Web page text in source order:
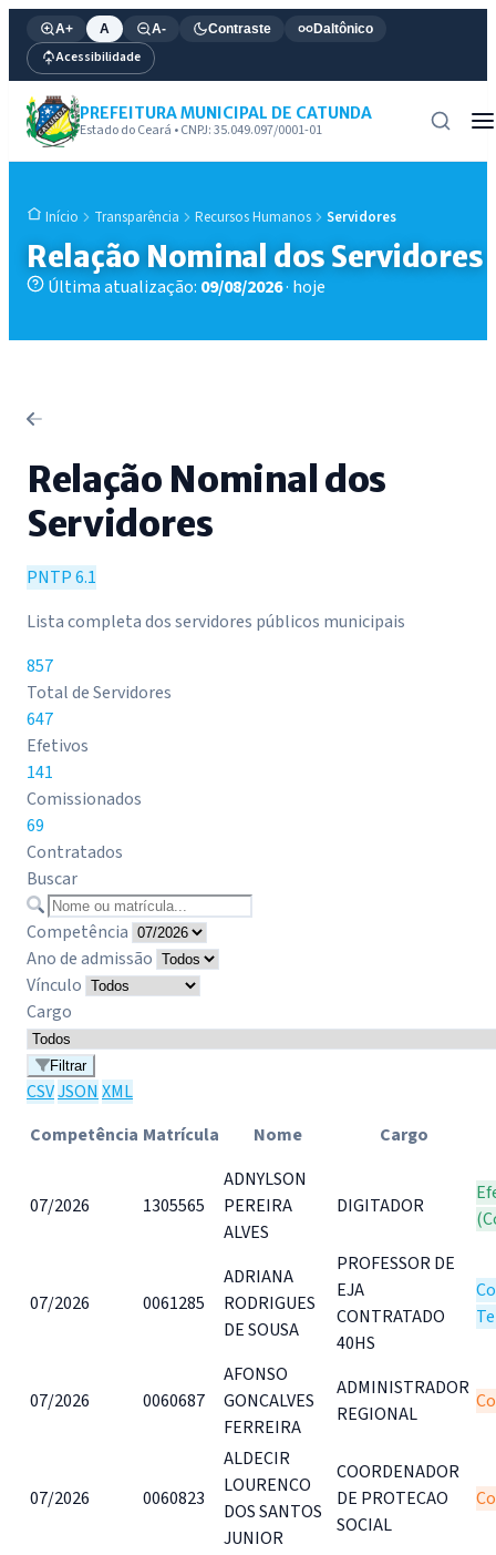
A+ A A- Contraste Daltônico
Acessibilidade
PREFEITURA MUNICIPAL DE CATUNDA
Estado do Ceará • CNPJ: 35.049.097/0001-01
Início Transparência Recursos Humanos Servidores
Relação Nominal dos Servidores
Última atualização: 09/08/2026· hoje
Relação Nominal dos
Servidores
PNTP 6.1
Lista completa dos servidores públicos municipais
857
Total de Servidores
647
Efetivos
141
Comissionados
69
Contratados
Buscar
Competência
Ano de admissão
Vínculo
Cargo
Filtrar
CSVJSON XML
Competência Matrícula Nome Cargo
07/2026 1305565
ADNYLSON
PEREIRA
ALVES
DIGITADOR
07/2026 0061285
ADRIANA
RODRIGUES
DE SOUSA
PROFESSOR DE
EJA
CONTRATADO
40HS
07/2026 0060687
AFONSO
GONCALVES
FERREIRA
ADMINISTRADOR
REGIONAL
07/2026 0060823
ALDECIR
LOURENCO
DOS SANTOS
JUNIOR
COORDENADOR
DE PROTECAO
SOCIAL